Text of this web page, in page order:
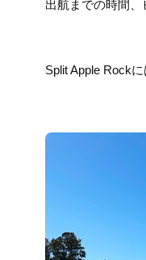
出航までの時間、
Split Apple Rock